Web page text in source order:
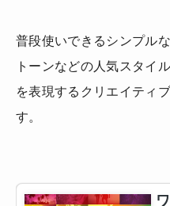
普段使いできるシンプル
トーンなどの人気スタイ
を表現するクリエイティ
す。